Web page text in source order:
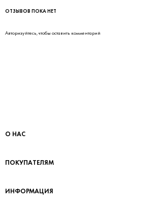
ОТЗЫВОВ ПОКА НЕТ
Авторизуйтесь, чтобы оставить комментарий
О НАС
ПОКУПАТЕЛЯМ
ИНФОРМАЦИЯ